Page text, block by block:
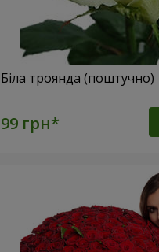
Біла троянда (поштучно)